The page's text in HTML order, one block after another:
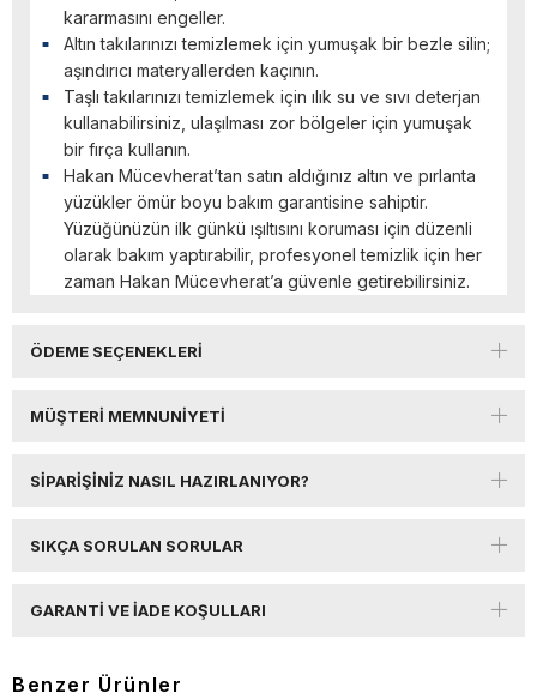
kararmasını engeller.
Altın takılarınızı temizlemek için yumuşak bir bezle silin;
aşındırıcı materyallerden kaçının.
Taşlı takılarınızı temizlemek için ılık su ve sıvı deterjan
kullanabilirsiniz, ulaşılması zor bölgeler için yumuşak
bir fırça kullanın.
Hakan Mücevherat’tan satın aldığınız altın ve pırlanta
yüzükler ömür boyu bakım garantisine sahiptir.
Yüzüğünüzün ilk günkü ışıltısını koruması için düzenli
olarak bakım yaptırabilir, profesyonel temizlik için her
zaman Hakan Mücevherat’a güvenle getirebilirsiniz.
ÖDEME SEÇENEKLERI
MÜŞTERI MEMNUNIYETI
SIPARIŞINIZ NASIL HAZIRLANIYOR?
SIKÇA SORULAN SORULAR
GARANTI VE İADE KOŞULLARI
Benzer Ürünler